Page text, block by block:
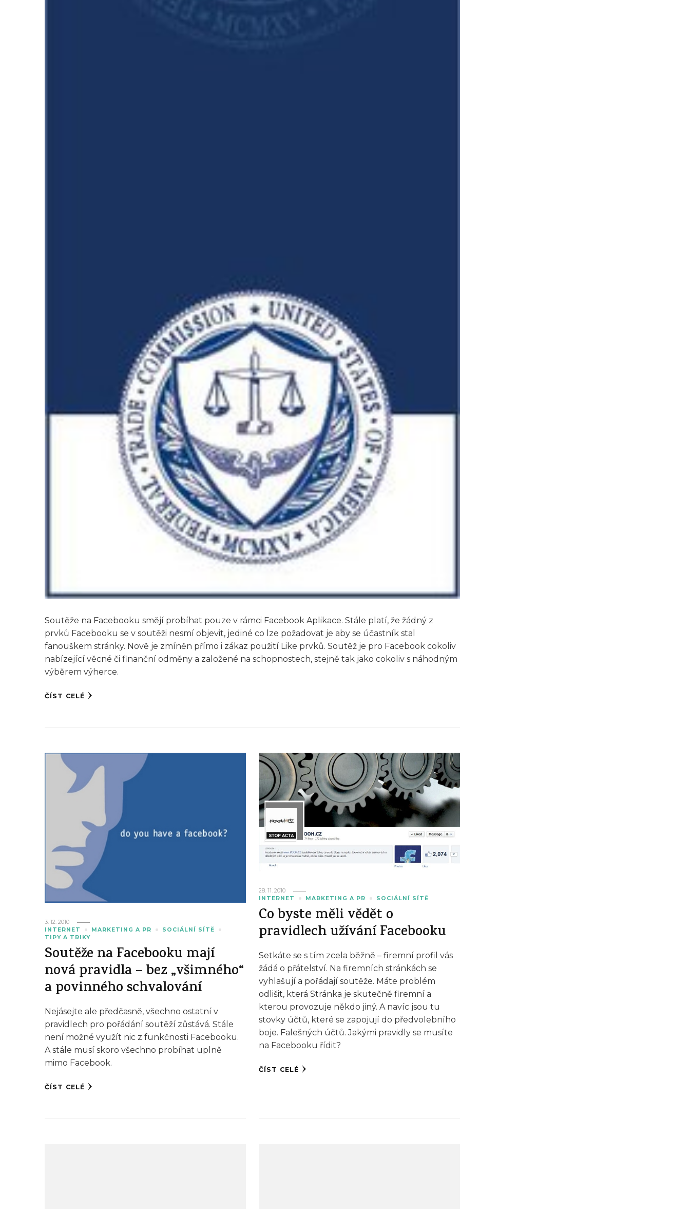
Soutěže na Facebooku smějí probíhat pouze v rámci Facebook Aplikace. Stále platí, že žádný z
prvků Facebooku se v soutěži nesmí objevit, jediné co lze požadovat je aby se účastník stal
fanouškem stránky. Nově je zmíněn přímo i zákaz použití Like prvků. Soutěž je pro Facebook cokoliv
nabízející věcné či finanční odměny a založené na schopnostech, stejně tak jako cokoliv s náhodným
výběrem výherce.
ČÍST CELÉ
3. 12. 2010
INTERNET
MARKETING A PR
SOCIÁLNÍ SÍTĚ
TIPY A TRIKY
Soutěže na Facebooku mají
nová pravidla – bez „všimného“
a povinného schvalování
Nejásejte ale předčasně, všechno ostatní v
pravidlech pro pořádání soutěží zůstává. Stále
není možné využít nic z funkčnosti Facebooku.
A stále musí skoro všechno probíhat uplně
mimo Facebook.
ČÍST CELÉ
28. 11. 2010
INTERNET
MARKETING A PR SOCIÁLNÍ SÍTĚ
Co byste měli vědět o
pravidlech užívání Facebooku
Setkáte se s tím zcela běžně – firemní profil vás
žádá o přátelství. Na firemních stránkách se
vyhlašují a pořádají soutěže. Máte problém
odlišit, která Stránka je skutečně firemní a
kterou provozuje někdo jiný. A navíc jsou tu
stovky účtů, které se zapojují do předvolebního
boje. Falešných účtů. Jakými pravidly se musíte
na Facebooku řídit?
ČÍST CELÉ